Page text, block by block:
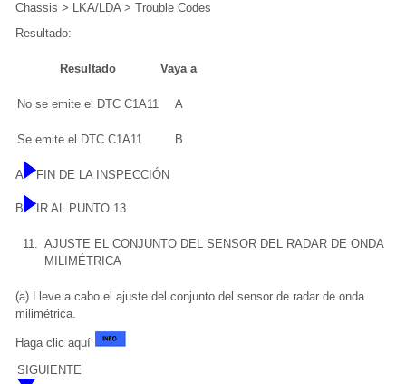
Chassis > LKA/LDA > Trouble Codes
Resultado:
Resultado Vaya a
No se emite el DTC C1A11 A
Se emite el DTC C1A11 B
A FIN DE LA INSPECCIÓN
B IR AL PUNTO 13
11. AJUSTE EL CONJUNTO DEL SENSOR DEL RADAR DE ONDA
MILIMÉTRICA
(a) Lleve a cabo el ajuste del conjunto del sensor de radar de onda
milimétrica.
Haga clic aquí
SIGUIENTE